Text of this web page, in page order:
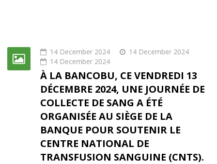
14 December 2024
14 December 2024
14 December 2024
À LA BANCOBU, CE VENDREDI 13
DÉCEMBRE 2024, UNE JOURNÉE DE
COLLECTE DE SANG A ÉTÉ
ORGANISÉE AU SIÈGE DE LA
BANQUE POUR SOUTENIR LE
CENTRE NATIONAL DE
TRANSFUSION SANGUINE (CNTS).